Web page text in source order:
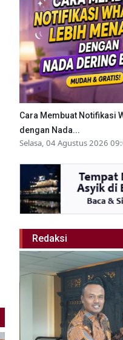
Cara Membuat Notifikasi
dengan Nada...
Selasa, 04 Agustus 2026
Redaksi